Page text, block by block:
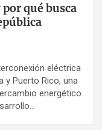
por qué busca
eléctrica
y Puerto Rico, una
energético